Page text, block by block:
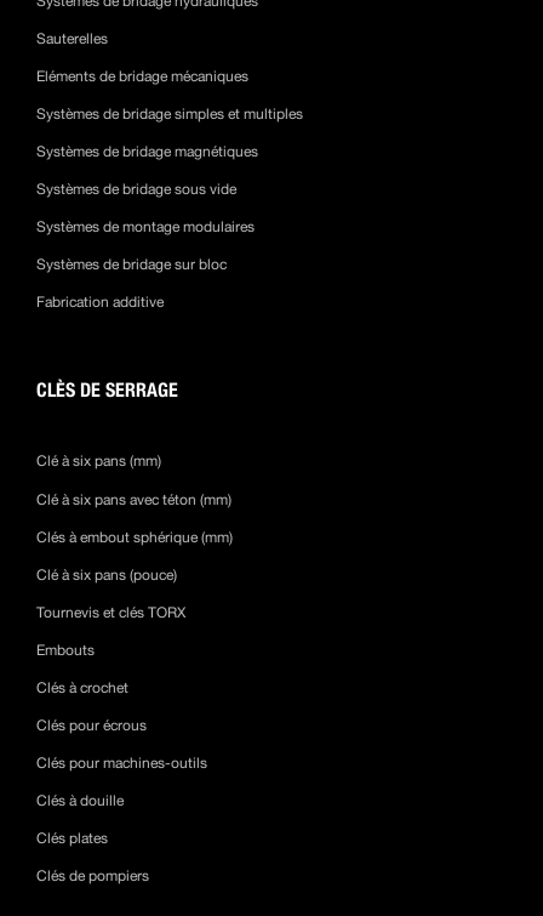
Sauterelles
Eléments de bridage mécaniques
Systèmes de bridage simples et multiples
Systèmes de bridage magnétiques
Systèmes de bridage sous vide
Systèmes de montage modulaires
Systèmes de bridage sur bloc
Fabrication additive
CLÈS DE SERRAGE
Clé à six pans (mm)
Clé à six pans avec téton (mm)
Clés à embout sphérique (mm)
Clé à six pans (pouce)
Tournevis et clés TORX
Embouts
Clés à crochet
Clés pour écrous
Clés pour machines-outils
Clés à douille
Clés plates
Clés de pompiers